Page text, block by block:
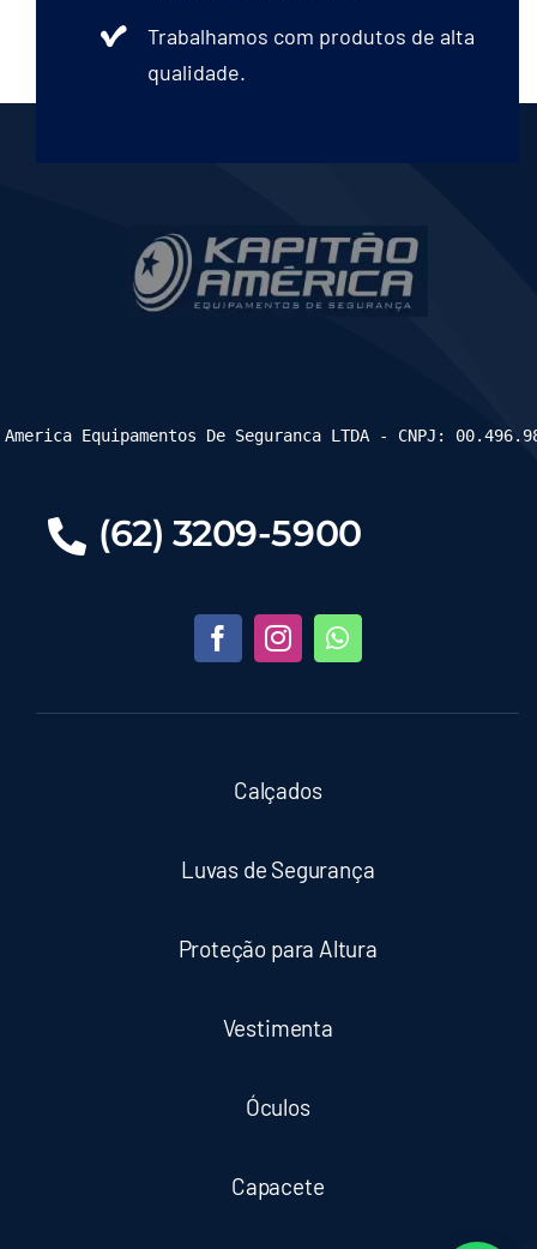
Trabalhamos com produtos de alta
qualidade.
(62) 3209-5900
Calçados
Luvas de Segurança
Proteção para Altura
Vestimenta
Óculos
Capacete
Equipamentos De Seguranca LTDA - CNPJ: